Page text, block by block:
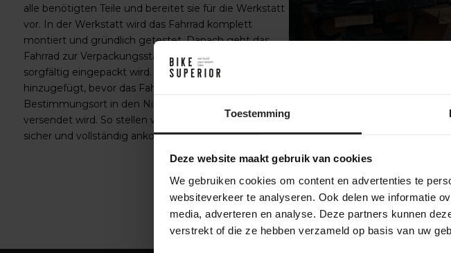
Toestemming
Deze website maakt gebruik van cookies
We gebruiken cookies om content en advertenties te
websiteverkeer te analyseren. Ook delen we informatie
media, adverteren en analyse. Deze partners kunnen
verstrekt of die ze hebben verzameld op basis van uw
alle benötigten Teile und bereitet sie für die Werkstatt
vor. In der Werkstatt wird das Fahrrad komplett
montiert und gründlich getestet. Danach geht das
Fahrrad zur Verpackungsstation im Lager, wo es
sorgfältig eingepackt wird. Zubehör wird der Box
hinzugefügt, bevor das Fahrrad an einen
Bestimmungsort in den Niederlanden oder weltweit
versendet wird. So stellen wir sicher, dass dein Fahrrad
sicher und vollständig ankommt.